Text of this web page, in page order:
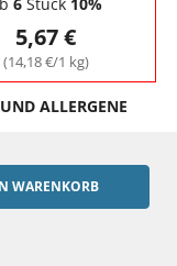
5,67 €
(14,18 €/1 kg)
ALLERGENE
WARENKORB